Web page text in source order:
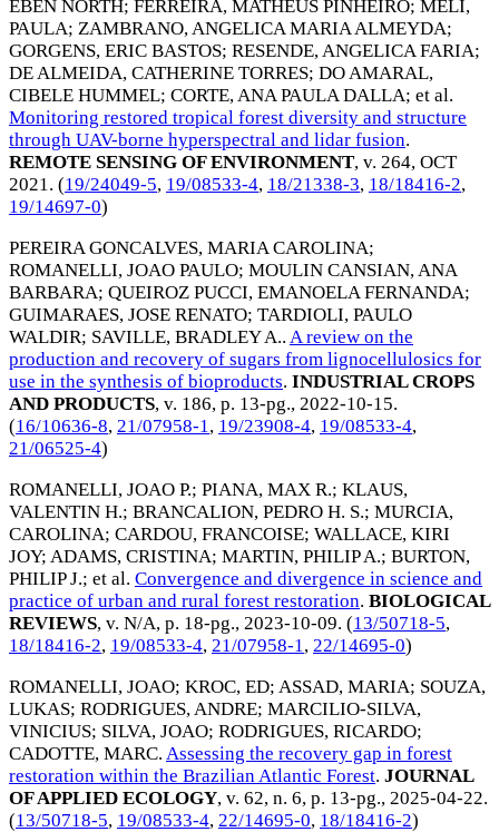
EBEN NORTH; FERREIRA, MATHEUS PINHEIRO; MELI,
PAULA; ZAMBRANO, ANGELICA MARIA ALMEYDA;
GORGENS, ERIC BASTOS; RESENDE, ANGELICA FARIA;
DE ALMEIDA, CATHERINE TORRES; DO AMARAL,
CIBELE HUMMEL; CORTE, ANA PAULA DALLA; et al.
Monitoring restored tropical forest diversity and structure
through UAV-borne hyperspectral and lidar fusion.
REMOTE SENSING OF ENVIRONMENT, v. 264, OCT
2021. (19/24049-5, 19/08533-4, 18/21338-3, 18/18416-2,
19/14697-0)
PEREIRA GONCALVES, MARIA CAROLINA;
ROMANELLI, JOAO PAULO; MOULIN CANSIAN, ANA
BARBARA; QUEIROZ PUCCI, EMANOELA FERNANDA;
GUIMARAES, JOSE RENATO; TARDIOLI, PAULO
WALDIR; SAVILLE, BRADLEY A.. A review on the
production and recovery of sugars from lignocellulosics for
use in the synthesis of bioproducts. INDUSTRIAL CROPS
AND PRODUCTS, v. 186, p. 13-pg., 2022-10-15.
(16/10636-8, 21/07958-1, 19/23908-4, 19/08533-4,
21/06525-4)
ROMANELLI, JOAO P.; PIANA, MAX R.; KLAUS,
VALENTIN H.; BRANCALION, PEDRO H. S.; MURCIA,
CAROLINA; CARDOU, FRANCOISE; WALLACE, KIRI
JOY; ADAMS, CRISTINA; MARTIN, PHILIP A.; BURTON,
PHILIP J.; et al. Convergence and divergence in science and
practice of urban and rural forest restoration. BIOLOGICAL
REVIEWS, v. N/A, p. 18-pg., 2023-10-09. (13/50718-5,
18/18416-2, 19/08533-4, 21/07958-1 , 22/14695-0)
ROMANELLI, JOAO; KROC, ED; ASSAD, MARIA; SOUZA,
LUKAS; RODRIGUES, ANDRE; MARCILIO-SILVA,
VINICIUS; SILVA, JOAO; RODRIGUES, RICARDO;
CADOTTE, MARC. Assessing the recovery gap in forest
restoration within the Brazilian Atlantic Forest. JOURNAL
OF APPLIED ECOLOGY, v. 62, n. 6, p. 13-pg., 2025-04-22.
(13/50718-5, 19/08533-4, 22/14695-0, 18/18416-2)